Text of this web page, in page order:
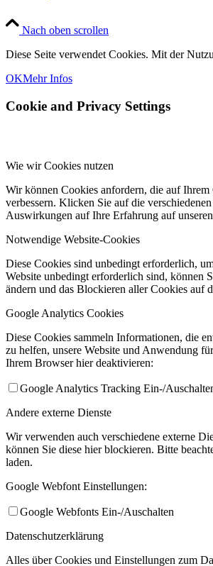
Nach oben scrollen
Diese Seite verwendet Cookies. Mit der
OKMehr Infos
Cookie and Privacy Settings
Wie wir Cookies nutzen
Wir können Cookies anfordern, die auf
verbessern. Klicken Sie auf die
Auswirkungen auf Ihre Erfahrung auf
Notwendige Website-Cookies
Diese Cookies sind unbedingt erforderlich,
Website unbedingt erforderlich sind, können
ändern und das Blockieren aller Cookies auf
Google Analytics Cookies
Diese Cookies sammeln Informationen, die
zu helfen, unsere Website und Anwendung
Ihrem Browser hier deaktivieren:
Google Analytics Tracking Ein-/
Andere externe Dienste
Wir verwenden auch verschiedene externe
können Sie diese hier blockieren. Bitte
laden.
Google Webfont Einstellungen:
Google Webfonts Ein-/Auschalten
Datenschutzerklärung
Alles über Cookies und Einstellungen zum